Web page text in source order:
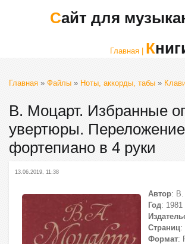
Сайт для
Главная |
Главная » Файлы » Ноты, аккорды, табы »
В. Моцарт. Избранные
увертюры.
фортепиано в 4 руки
13.06.2019, 11:38
Автор: В.
Год: 1981
Страниц:
Формат: